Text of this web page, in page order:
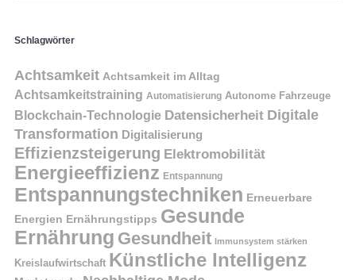
Schlagwörter
Achtsamkeit Achtsamkeit im Alltag
Achtsamkeitstraining Automatisierung Autonome Fahrzeuge
Blockchain-Technologie Datensicherheit Digitale
Transformation Digitalisierung
Effizienzsteigerung Elektromobilität
Energieeffizienz Entspannung
Entspannungstechniken Erneuerbare
Energien Ernährungstipps Gesunde
Ernährung Gesundheit Immunsystem stärken
Kreislaufwirtschaft Künstliche Intelligenz